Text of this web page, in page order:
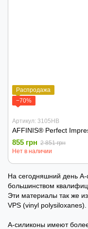
Распродажа
−70%
Артикул: 3105HB
AFFINIS® Perfect
855 грн 2 851 грн
Нет в наличии
На сегодняшний день А-
большинством
Эти материалы так же
VPS (vinyl polysiloxanes).
А-силиконы имеют